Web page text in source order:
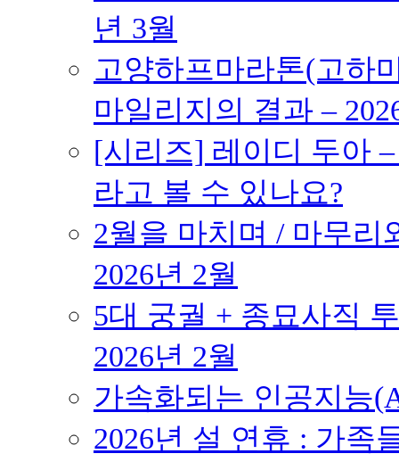
년 3월
고양하프마라톤(고하
마일리지의 결과 –
[시리즈] 레이디 두아
라고 볼 수 있나요?
2월을 마치며 / 마무리
2026년 2월
5대 궁궐 + 종묘사직
2026년 2월
가속화되는 인공지능
2026년 설 연휴 : 가족